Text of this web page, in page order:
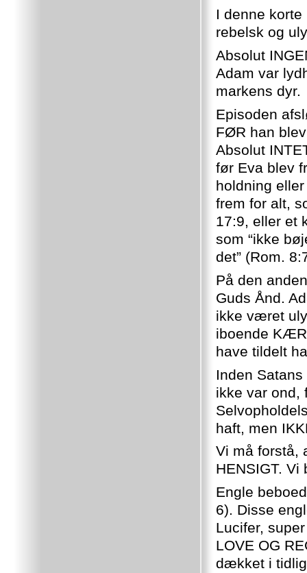
I denne
rebelsk og
Absolut
Adam var
markens dyr.
Episoden
FØR han
Absolut
før Eva blev
holdning
frem for alt,
17:9, eller et
som “ikke
det” (Rom.
På den
Guds Ånd.
ikke været
iboende
have tildelt
Inden
ikke var ond,
haft, men
Vi må forstå,
HENSIGT. Vi
Engle
6). Disse
Lucifer,
LOVE OG
dækket i